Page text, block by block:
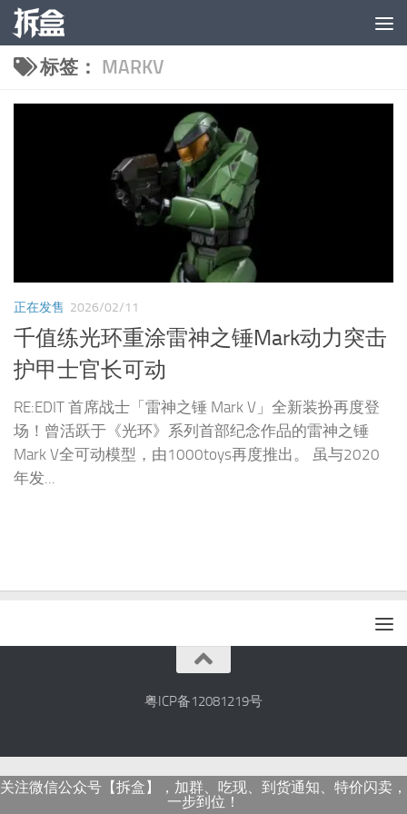
跳至内容
标签： MARKV
正在发售 2026/02/11
千值练光环重涂雷神之锤Mark动力突击
护甲士官长可动
RE:EDIT 首席战士「雷神之锤 Mark V」全新装扮再度登
场！曾活跃于《光环》系列首部纪念作品的雷神之锤
Mark V全可动模型，由1000toys再度推出。 虽与2020
年发...
粤ICP备12081219号
关注微信公众号【拆盒】，加群、吃现、到货通知、特价闪卖，
一步到位！